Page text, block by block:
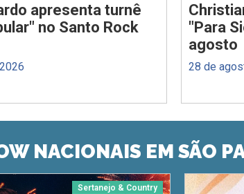
apresenta turnê
no Santo Rock
"Para
agosto
28 de
NACIONAIS EM SÃO
Sertanejo & Country